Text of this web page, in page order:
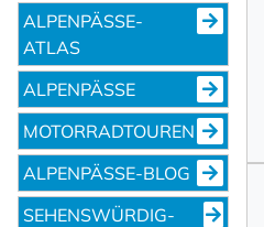
ALPENPÄSSE-
ATLAS
ALPENPÄSSE
MOTORRADTOUREN
ALPENPÄSSE-BLOG
SEHENS­WÜRDIG­